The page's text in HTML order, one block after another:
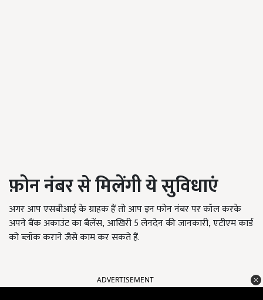
फ़ोन नंबरसेमिलेंगी ये सुविधाएं
अगर आप एसबीआई के ग्राहक हैं तो आप इन फोन नंबर पर कॉल करके
अपने बैंक अकाउंट का बैलेंस,आखिरी 5 लेनदेन की जानकारी,एटीएम कार्ड
को ब्लॉक कराने जैसे काम कर सकते हैं.
ADVERTISEMENT